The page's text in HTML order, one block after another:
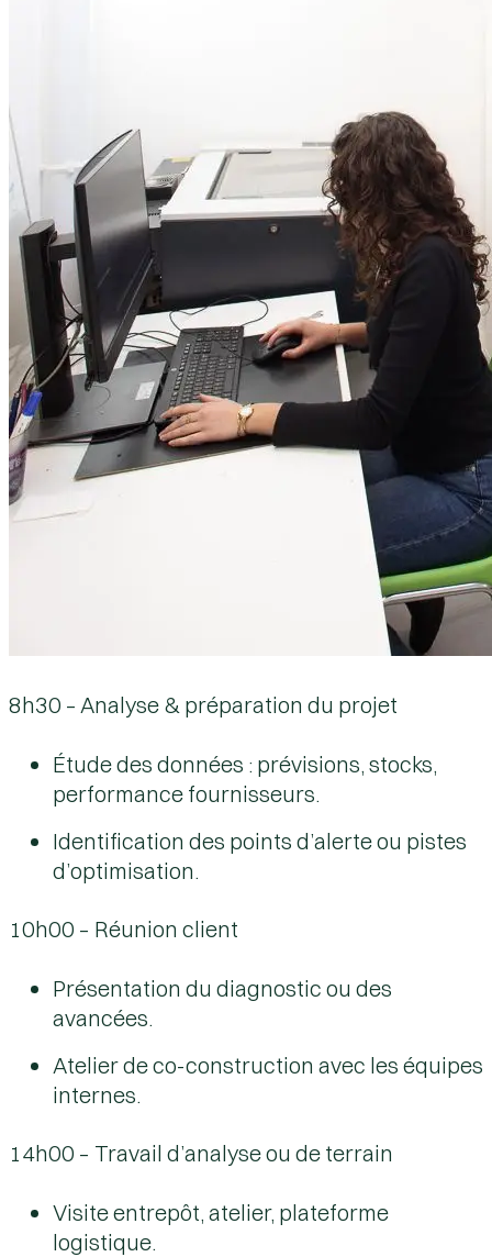
8h30 – Analyse & préparation du projet
Étude des données : prévisions, stocks,
performance fournisseurs.
Identification des points d’alerte ou pistes
d’optimisation.
10h00 – Réunion client
Présentation du diagnostic ou des
avancées.
Atelier de co-construction avec les équipes
internes.
14h00 – Travail d’analyse ou de terrain
Visite entrepôt, atelier, plateforme
logistique.